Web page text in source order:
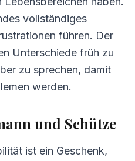
vollständiges
führen. Der
Unterschiede früh zu
zu sprechen, damit
werden.
und Schütze
ist ein Geschenk,